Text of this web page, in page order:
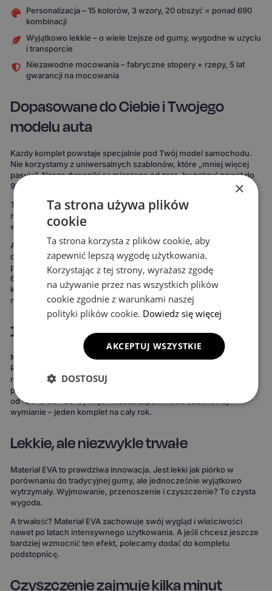
Personalizacja – 15 kolorów, 3 wzory, 20 obszyć = ponad 690
kombinacji
Wyjątkowo lekkie – o wiele lżejsze od gumy, wygodne w użyciu
i transporcie
Niezawodne mocowania – fabryczne stopery + rzepy, 5 lat
gwarancji na mocowania
Dopasowane do Ciebie i Twojego
modelu auta
Każdy komplet powstaje specjalnie pod Twój model samochodu.
Nie korzystamy z uniwersalnych szablonów, które „mniej więcej
pasują". Nasze dywaniki są mierzone od zera, by pokryć nawet do
99% podłogi twojego auta.
To oznacza maksymalną ochronę podłogi – zdecydowanie więcej
niż w przypadku uniwersalnych mat. Rezultat widać od razu:
wnętrze wygląda bardziej spójnie, elegancko i zadbanie.
Ale to nie wszystko. Możesz też stworzyć dywaniki idealnie
dopasowane do Twojego stylu. Do wyboru masz 15 kolorów
powierzchni, 3 wzory komórek i 20 wariantów obszycia – to ponad
690 kombinacji! Możesz wybrać dywaniki, które idealnie
komponują się z wnętrzem Twojego auta lub nadają mu zupełnie
nowy charakter.
100% wodoodporne i całoroczne
Materiał EVA to gwarancja, że żaden płyn nie wsiąknie w dywanik.
Rozlana kawa, błoto po deszczu, śnieg z butów – wszystko zostaje
na powierzchni i łatwo się usuwa. Bez długiego suszenia, bez
przykrych zapachów, bez plam. Dywaniki wytrzymują temperatury
od -50°C do +50°C, więc możesz zapomnieć o sezonowej
wymianie – jeden komplet na cały rok.
Lekkie, ale niezwykle trwałe
Materiał EVA to prawdziwa innowacja. Jest lekki jak piórko w
porównaniu do tradycyjnej gumy, ale jednocześnie wyjątkowo
wytrzymały. Wyjmowanie, przenoszenie i czyszczenie? To czysta
wygoda.
A trwałość? Materiał EVA zachowuje swój wygląd i właściwości
nawet po latach intensywnego użytkowania. A jeśli chcesz jeszcze
bardziej wzmocnić ten efekt, polecamy dodać do kompletu
podstopnicę.
Czyszczenie zajmuje kilka minut
×
Ta strona używa plików
cookie
Ta strona korzysta z plików cookie, aby
zapewnić lepszą wygodę użytkowania.
Korzystając z tej strony, wyrażasz zgodę
na używanie przez nas wszystkich plików
cookie zgodnie z warunkami naszej
polityki plików cookie. Dowiedz się więcej
AKCEPTUJ WSZYSTKIE
DOSTOSUJ